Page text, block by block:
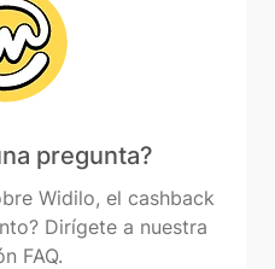
pregunta?
Widilo, el cashback
Dirígete a nuestra
FAQ.